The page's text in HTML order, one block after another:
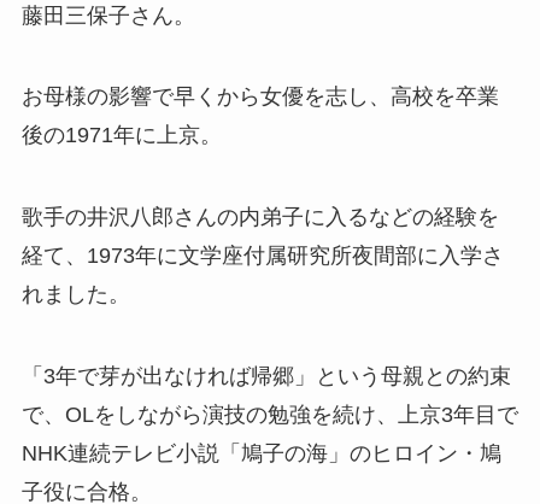
藤田三保子さん。
お母様の影響で早くから女優を志し、高校を卒業
後の1971年に上京。
歌手の井沢八郎さんの内弟子に入るなどの経験を
経て、1973年に文学座付属研究所夜間部に入学さ
れました。
「3年で芽が出なければ帰郷」という母親との約束
で、OLをしながら演技の勉強を続け、上京3年目で
NHK連続テレビ小説「鳩子の海」のヒロイン・鳩
子役に合格。